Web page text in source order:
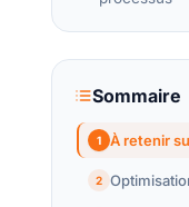
Sommaire
1
2